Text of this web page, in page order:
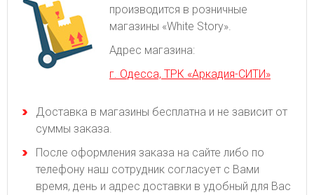
производится в розничные
магазины «White Story».
Адрес магазина:
г. Одесса, ТРК «Аркадия-СИТИ»
Доставка в магазины бесплатна и не зависит от
суммы заказа.
После оформления заказа на сайте либо по
телефону наш сотрудник согласует с Вами
время, день и адрес доставки в удобный для Вас